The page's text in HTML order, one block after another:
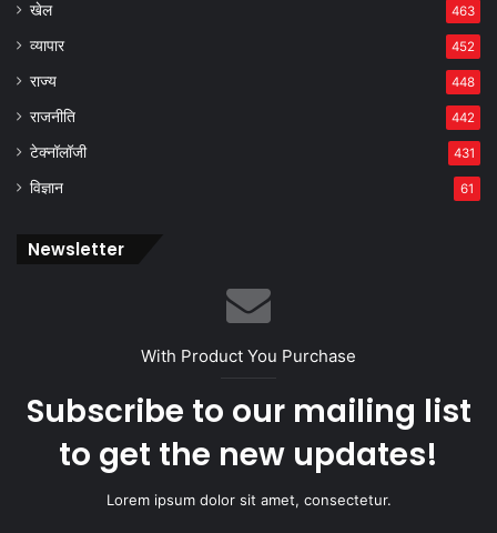
खेल 463
व्यापार 452
राज्य 448
राजनीति 442
टेक्नॉलॉजी 431
विज्ञान 61
Newsletter
With Product You Purchase
Subscribe to our mailing list
to get the new updates!
Lorem ipsum dolor sit amet, consectetur.